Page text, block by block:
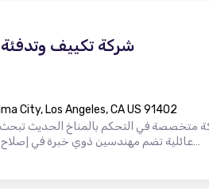
شركة تكييف
City, Los Angeles, CA US 91402
متخصصة في التحكم بالمناخ الحديث
عائلية تضم مهندسين ذوي خبرة في إصلاح أنظمة التدفئة والتهوية وتكييف اله…